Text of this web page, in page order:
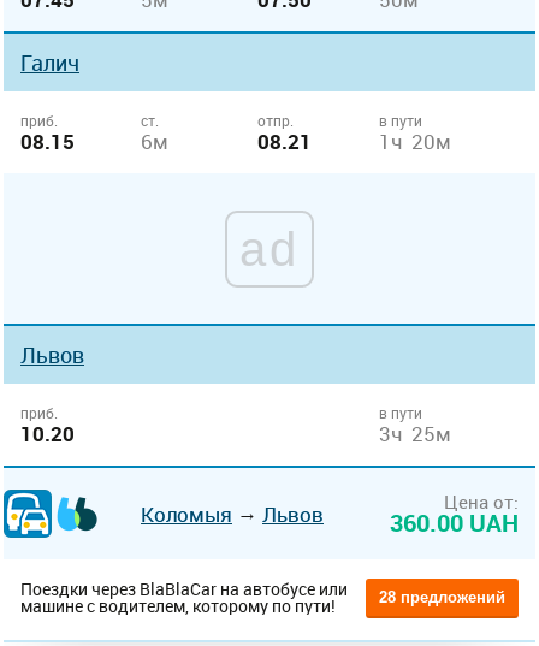
Галич
приб.
08.15
ст.
6м
отпр.
08.21
в пути
1ч 20м
ad
Львов
приб.
10.20
в пути
3ч 25м
Коломыя → Львов Цена от:
360.00 UAH
Поездки через BlaBlaCar на автобусе или
машине с водителем, которому по пути! 28 предложений